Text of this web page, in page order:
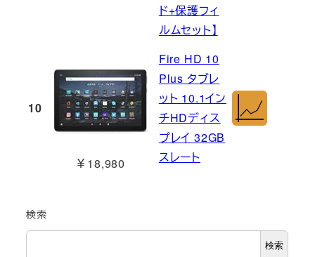
ド+保護フィ
ルムセット】
10
￥18,980
Fire HD 10
Plus タブレ
ット 10.1イン
チHDディス
プレイ 32GB
スレート
検索
検索